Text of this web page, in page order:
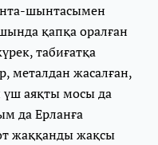
шынтасымен
қапқа оралған
табиғатқа
металдан жасалған,
үш аяқты мосы да
да Ерланға
жаққанды жақсы